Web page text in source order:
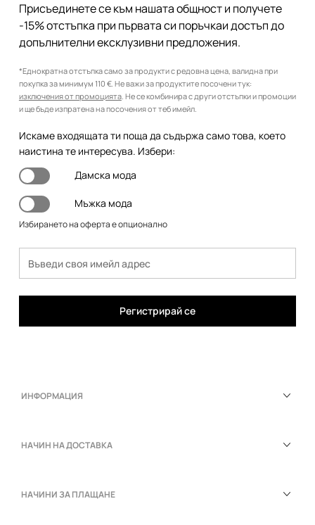
Присъединете се към нашата общност и получете
-15% отстъпка при първата си поръчкаи достъп до
допълнителни ексклузивни предложения.
*Еднократна отстъпка само за продукти с редовна цена, валидна при
покупка за минимум 110 €. Не важи за продуктите посочени тук:
изключения от промоцията. Не се комбинира с други отстъпки и промоции
и ще бъде изпратена на посочения от теб имейл.
Искаме входящата ти поща да съдържа само това, което
наистина те интересува. Избери:
Дамска мода
Мъжка мода
Избирането на оферта е опционално
Регистрирай се
ИНФОРМАЦИЯ
НАЧИН НА ДОСТАВКА
НАЧИНИ ЗА ПЛАЩАНЕ